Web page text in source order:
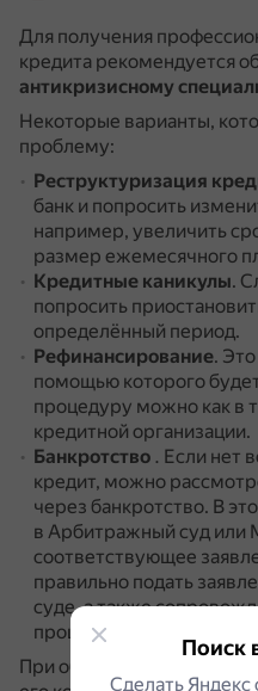
Для получения
кредита рекомендуется
антикризисному
Некоторые варианты,
проблему:
Реструктуризация
банк и попросить
например, увеличить
размер ежемесячного
Кредитные каникулы.
попросить
определённый период.
Рефинансирование.
помощью которого
процедуру можно как в
кредитной организации.
Банкротство . Если нет
кредит, можно
через банкротство. В
в Арбитражный суд или
соответствующее
правильно подать
суде, а также
процесса банкротства.
При обращении к
Поиск
Сделать